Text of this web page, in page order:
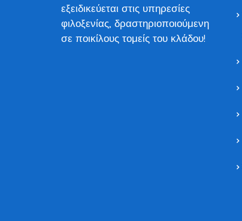
εξειδικεύεται στις υπηρεσίες
φιλοξενίας, δραστηριοποιούμενη
σε ποικίλους τομείς του κλάδου!